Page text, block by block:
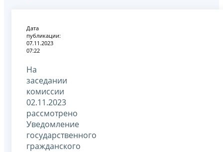
Дата
публикации:
07.11.2023
07:22
На
заседании
комиссии
02.11.2023
рассмотрено
Уведомление
государственного
гражданского